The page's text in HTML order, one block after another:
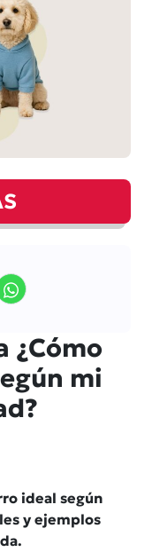
¿Cómo
mi
ideal según
y ejemplos